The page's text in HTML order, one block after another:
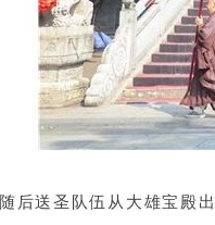
随后送圣队伍从大雄宝殿